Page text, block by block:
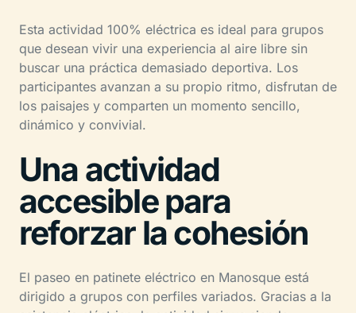
Esta actividad 100% eléctrica es ideal para grupos
que desean vivir una experiencia al aire libre sin
buscar una práctica demasiado deportiva. Los
participantes avanzan a su propio ritmo, disfrutan de
los paisajes y comparten un momento sencillo,
dinámico y convivial.
Una actividad
accesible para
reforzar la cohesión
El paseo en patinete eléctrico en Manosque está
dirigido a grupos con perfiles variados. Gracias a la